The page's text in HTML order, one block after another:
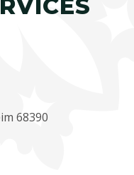
68390